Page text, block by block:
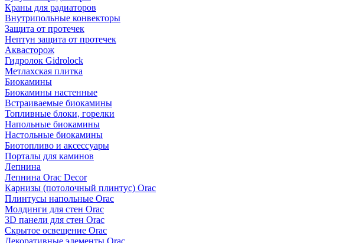
Краны для радиаторов
Внутрипольные конвекторы
Защита от протечек
Нептун защита от протечек
Аквасторож
Гидролок Gidrolock
Метлахская плитка
Биокамины
Биокамины настенные
Встраиваемые биокамины
Топливные блоки, горелки
Напольные биокамины
Настольные биокамины
Биотопливо и аксессуары
Порталы для каминов
Лепнина
Лепнина Orac Decor
Карнизы (потолочный плинтус) Orac
Плинтусы напольные Orac
Молдинги для стен Orac
3D панели для стен Orac
Скрытое освещение Orac
Декоративные элементы Orac